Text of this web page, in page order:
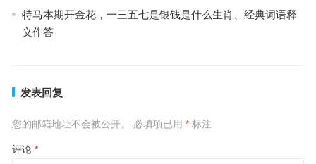
特马本期开金花，一三五七是银钱是什么生肖、经典词语释
义作答
发表回复
您的邮箱地址不会被公开。 必填项已用 *标注
评论 *